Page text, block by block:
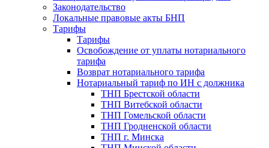
Законодательство
Локальные правовые акты БНП
Тарифы
Тарифы
Освобождение от уплаты нотариального
тарифа
Возврат нотариального тарифа
Нотариальный тариф по ИН с должника
ТНП Брестской области
ТНП Витебской области
ТНП Гомельской области
ТНП Гродненской области
ТНП г. Минска